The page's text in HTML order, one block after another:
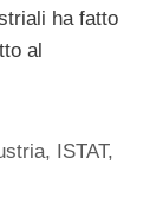
ha fatto
al
, ISTAT,